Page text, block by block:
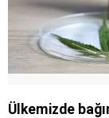
Ülkemizde